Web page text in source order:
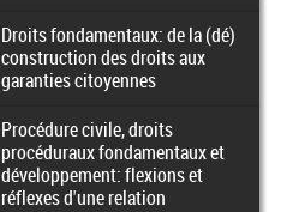
Droits fondamentaux: de la (dé)
construction des droits aux
garanties citoyennes
Procédure civile, droits
procéduraux fondamentaux et
développement: flexions et
réflexes d'une relation